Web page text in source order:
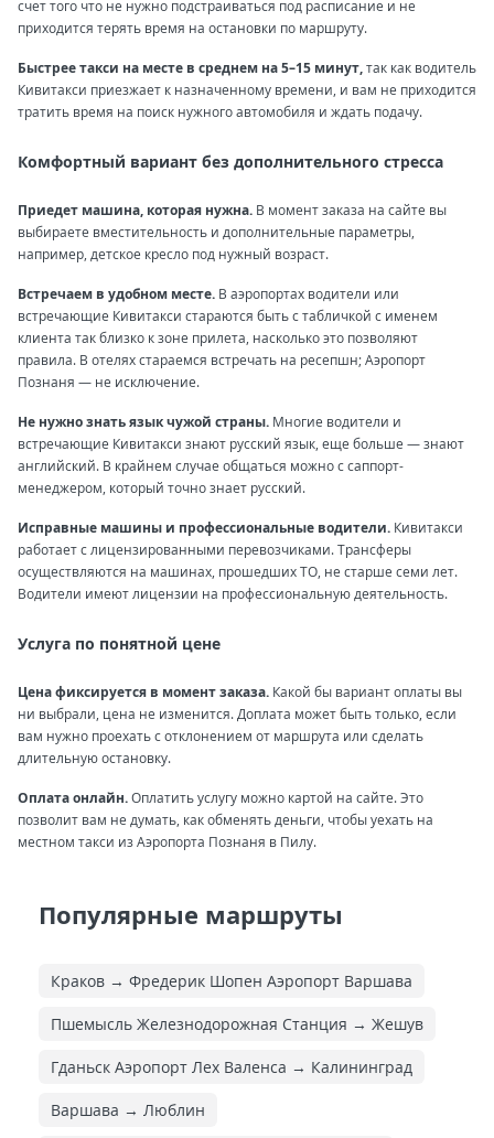
счет того что не нужно подстраиваться под расписание и не
приходится терять время на остановки по маршруту.
Быстрее такси на месте в среднем на 5–15 минут,так как водитель
Кивитакси приезжает к назначенному времени, и вам не приходится
тратить время на поиск нужного автомобиля и ждать подачу.
Комфортный вариант без дополнительного стресса
Приедет машина, которая нужна. В момент заказа на сайте вы
выбираете вместительность и дополнительные параметры,
например, детское кресло под нужный возраст.
Встречаем в удобном месте. В аэропортах водители или
встречающие Кивитакси стараются быть с табличкой с именем
клиента так близко к зоне прилета, насколько это позволяют
правила. В отелях стараемся встречать на ресепшн; Аэропорт
Познаня — не исключение.
Не нужно знать язык чужой страны. Многие водители и
встречающие Кивитакси знают русский язык, еще больше — знают
английский. В крайнем случае общаться можно с саппорт-
менеджером, который точно знает русский.
Исправные машины и профессиональные водители. Кивитакси
работает с лицензированными перевозчиками. Трансферы
осуществляются на машинах, прошедших ТО, не старше семи лет.
Водители имеют лицензии на профессиональную деятельность.
Услуга по понятной цене
Цена фиксируется в момент заказа. Какой бы вариант оплаты вы
ни выбрали, цена не изменится. Доплата может быть только, если
вам нужно проехать с отклонением от маршрута или сделать
длительную остановку.
Оплата онлайн.Оплатить услугу можно картой на сайте. Это
позволит вам не думать, как обменять деньги, чтобы уехать на
местном такси из Аэропорта Познаня в Пилу.
Популярные маршруты
Краков → Фредерик Шопен Аэропорт Варшава
Пшемысль Железнодорожная Cтанция → Жешув
Гданьск Аэропорт Лех Валенса → Калининград
Варшава → Люблин